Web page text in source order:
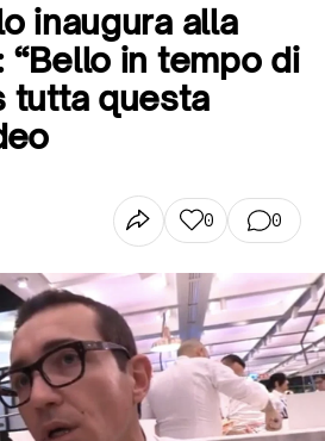
inaugura alla
“Bello in tempo di
tutta questa
0 0